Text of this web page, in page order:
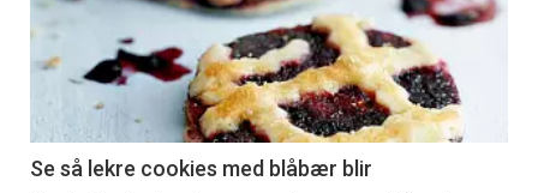
detail
-
section
11
Se så lekre cookies med blåbær blir